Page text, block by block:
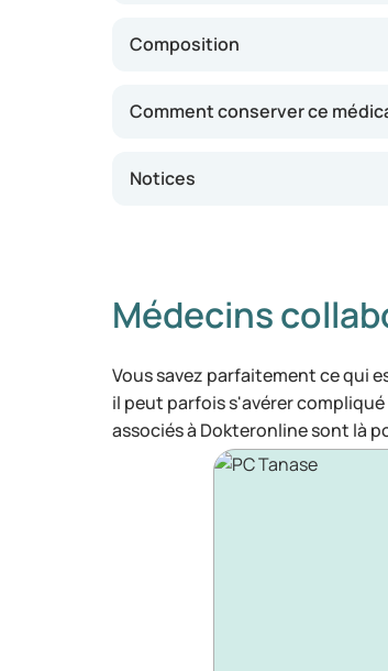
Composition
Comment conserver ce
Notices
Médecins
Vous savez parfaitement ce qui
il peut parfois s'avérer
associés à Dokteronline sont là